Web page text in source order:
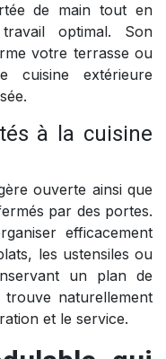
de main tout en
optimal. Son
votre terrasse ou
cuisine extérieure
à la cuisine
ouverte ainsi que
par des portes.
efficacement
les ustensiles ou
un plan de
trouve naturellement
et le service.